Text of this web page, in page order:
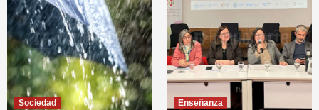
Sociedad Enseñanza